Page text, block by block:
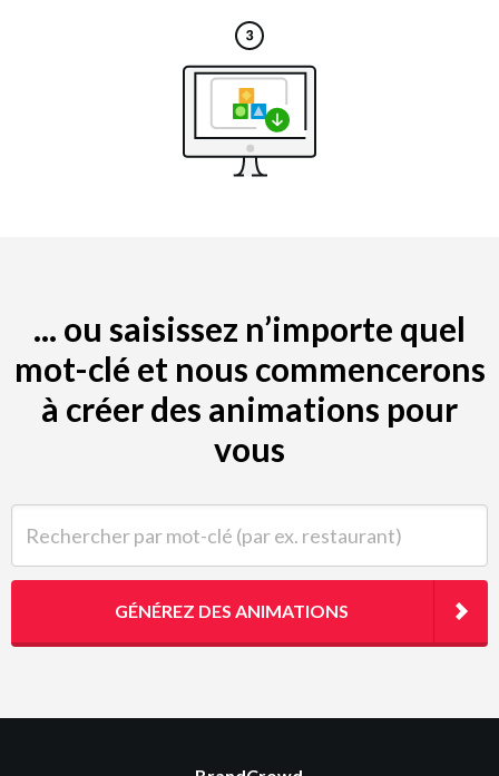
... ou saisissez n’importe quel
mot-clé et nous commencerons
à créer des animations pour
vous
GÉNÉREZ DES ANIMATIONS